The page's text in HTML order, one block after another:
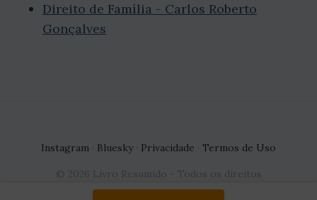
Direito de Família - Carlos Roberto
Gonçalves
Instagram · Bluesky· Privacidade · Termos de Uso
© 2026 Livro Resumido - Todos os direitos
reservados.